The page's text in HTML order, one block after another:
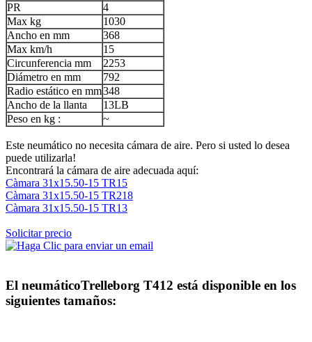
PR
4
Max kg
1030
Ancho en mm
368
Max km/h
15
Circunferencia mm
2253
Diámetro en mm
792
Radio estático en mm348
Ancho de la llanta
13LB
Peso en kg :
~
Este neumático no necesita cámara de aire. Pero si usted lo desea
puede utilizarla!
Encontrará la cámara de aire adecuada aquí:
Càmara 31x15.50-15 TR15
Càmara 31x15.50-15 TR218
Càmara 31x15.50-15 TR13
Solicitar precio
El neumáticoTrelleborg T412 está disponible en los
siguientes tamaños: